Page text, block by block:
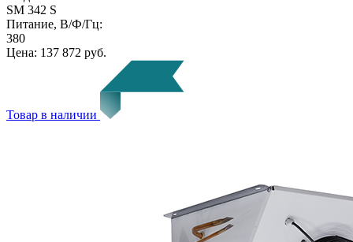
SM 342 S
Питание, В/Ф/Гц:
380
Цена: 137 872 руб.
Товар в наличии